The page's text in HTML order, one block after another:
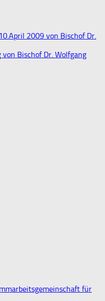
2009 von Bischof Dr.
Bischof Dr. Wolfgang
für